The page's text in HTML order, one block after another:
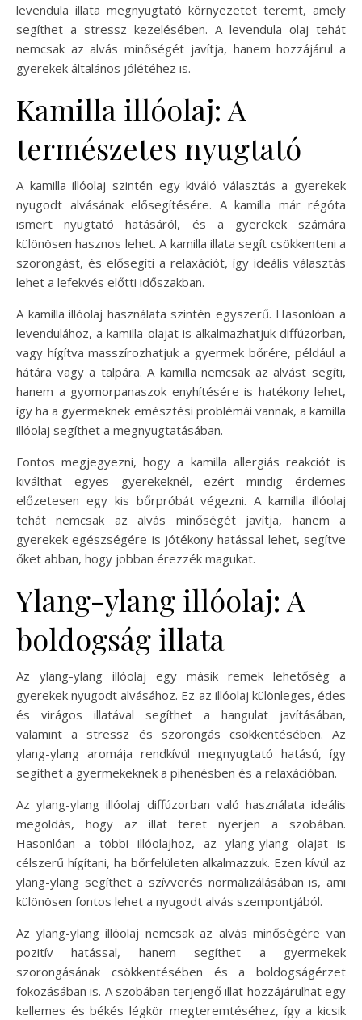
levendula illata megnyugtató környezetet teremt, amely
segíthet a stressz kezelésében. A levendula olaj tehát
nemcsak az alvás minőségét javítja, hanem hozzájárul a
gyerekek általános jólétéhez is.
Kamilla illóolaj: A
természetes nyugtató
A kamilla illóolaj szintén egy kiváló választás a gyerekek
nyugodt alvásának elősegítésére. A kamilla már régóta
ismert nyugtató hatásáról, és a gyerekek számára
különösen hasznos lehet. A kamilla illata segít csökkenteni a
szorongást, és elősegíti a relaxációt, így ideális választás
lehet a lefekvés előtti időszakban.
A kamilla illóolaj használata szintén egyszerű. Hasonlóan a
levendulához, a kamilla olajat is alkalmazhatjuk diffúzorban,
vagy hígítva masszírozhatjuk a gyermek bőrére, például a
hátára vagy a talpára. A kamilla nemcsak az alvást segíti,
hanem a gyomorpanaszok enyhítésére is hatékony lehet,
így ha a gyermeknek emésztési problémái vannak, a kamilla
illóolaj segíthet a megnyugtatásában.
Fontos megjegyezni, hogy a kamilla allergiás reakciót is
kiválthat egyes gyerekeknél, ezért mindig érdemes
előzetesen egy kis bőrpróbát végezni. A kamilla illóolaj
tehát nemcsak az alvás minőségét javítja, hanem a
gyerekek egészségére is jótékony hatással lehet, segítve
őket abban, hogy jobban érezzék magukat.
Ylang-ylang illóolaj: A
boldogság illata
Az ylang-ylang illóolaj egy másik remek lehetőség a
gyerekek nyugodt alvásához. Ez az illóolaj különleges, édes
és virágos illatával segíthet a hangulat javításában,
valamint a stressz és szorongás csökkentésében. Az
ylang-ylang aromája rendkívül megnyugtató hatású, így
segíthet a gyermekeknek a pihenésben és a relaxációban.
Az ylang-ylang illóolaj diffúzorban való használata ideális
megoldás, hogy az illat teret nyerjen a szobában.
Hasonlóan a többi illóolajhoz, az ylang-ylang olajat is
célszerű hígítani, ha bőrfelületen alkalmazzuk. Ezen kívül az
ylang-ylang segíthet a szívverés normalizálásában is, ami
különösen fontos lehet a nyugodt alvás szempontjából.
Az ylang-ylang illóolaj nemcsak az alvás minőségére van
pozitív hatással, hanem segíthet a gyermekek
szorongásának csökkentésében és a boldogságérzet
fokozásában is. A szobában terjengő illat hozzájárulhat egy
kellemes és békés légkör megteremtéséhez, így a kicsik